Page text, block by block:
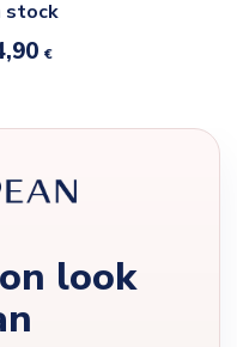
stock
€
look